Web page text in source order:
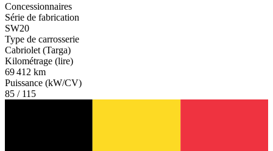
Concessionnaires
Série de fabrication
SW20
Type de carrosserie
Cabriolet (Targa)
Kilométrage (lire)
69 412 km
Puissance (kW/CV)
85 / 115